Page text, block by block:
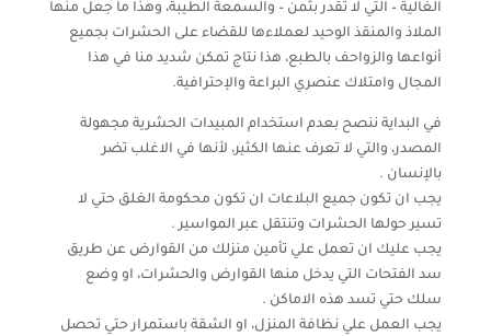
الغالية – التي لا تقدر بثمن – والسمعة الطيبة، وهذا ما جعل منها
الملاذ والمنقذ الوحيد لعملاءها للقضاء على الحشرات بجميع
أنواعها والزواحف بالطبع، هذا نتاج تمكن شديد منا في هذا
المجال وامتلاك عنصري البراعة والإحترافية.
في البداية ننصح بعدم استخدام المبيدات الحشرية مجهولة
المصدر، والتي لا تعرف عنها الكثير، لأنها في الاغلب تضر
بالإنسان .
يجب ان تكون جميع البلاعات ان تكون محكومة الغلق حتي لا
تسير حولها الحشرات وتنتقل عبر المواسير .
يجب عليك ان تعمل علي تأمين منزلك من القوارض عن طريق
سد الفتحات التي يدخل منها القوارض والحشرات، او وضع
سلك حتي تسد هذه الاماكن .
يجب العمل علي نظافة المنزل، او الشقة باستمرار حتي تحصل